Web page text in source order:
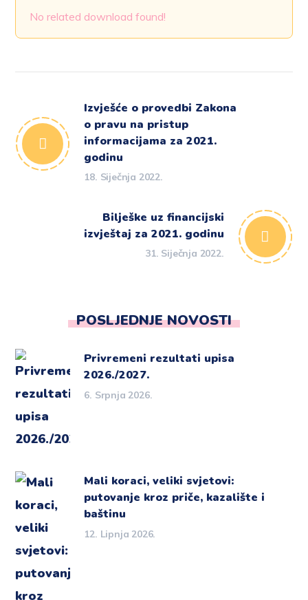
No related download found!
Izvješće o provedbi Zakona
o pravu na pristup
informacijama za 2021.
godinu
18. Siječnja 2022.
Bilješke uz financijski
izvještaj za 2021. godinu
31. Siječnja 2022.
POSLJEDNJE NOVOSTI
Privremeni rezultati upisa
2026./2027.
6. Srpnja 2026.
Mali koraci, veliki svjetovi:
putovanje kroz priče, kazalište i
baštinu
12. Lipnja 2026.